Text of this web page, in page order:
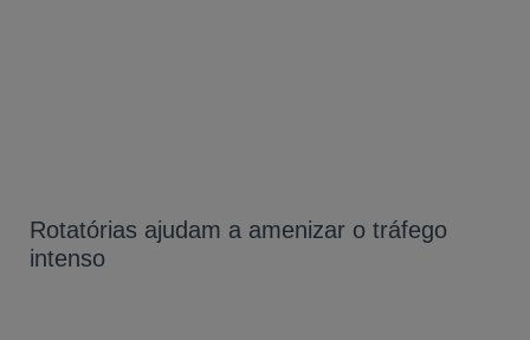
Rotatórias ajudam a amenizar o tráfego
intenso